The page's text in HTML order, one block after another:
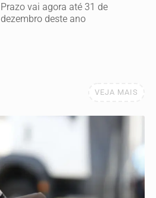
Prazo vai agora até 31 de
dezembro deste ano
VEJA MAIS